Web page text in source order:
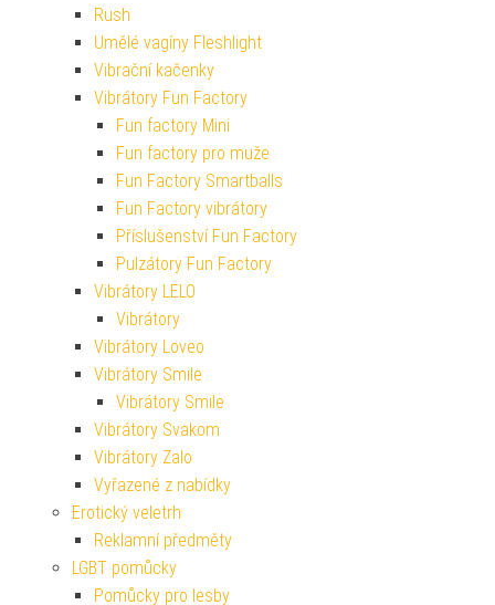
Rush
Umělé vagíny Fleshlight
Vibrační kačenky
Vibrátory Fun Factory
Fun factory Mini
Fun factory pro muže
Fun Factory Smartballs
Fun Factory vibrátory
Příslušenství Fun Factory
Pulzátory Fun Factory
Vibrátory LELO
Vibrátory
Vibrátory Loveo
Vibrátory Smile
Vibrátory Smile
Vibrátory Svakom
Vibrátory Zalo
Vyřazené z nabídky
Erotický veletrh
Reklamní předměty
LGBT pomůcky
Pomůcky pro lesby